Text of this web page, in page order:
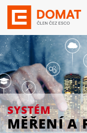
SYSTÉM
MĚŘENÍ A
SYSTÉM
MĚŘENÍ A